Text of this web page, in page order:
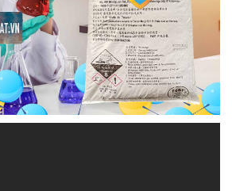
đầu là cung cấp những sản
lượng cao và an toàn nhất cho
Chúng tôi hiểu rằng hóa chất
phần quan trọng trong quy
bạn, mà còn là động lực quan
của ngành công nghiệp.